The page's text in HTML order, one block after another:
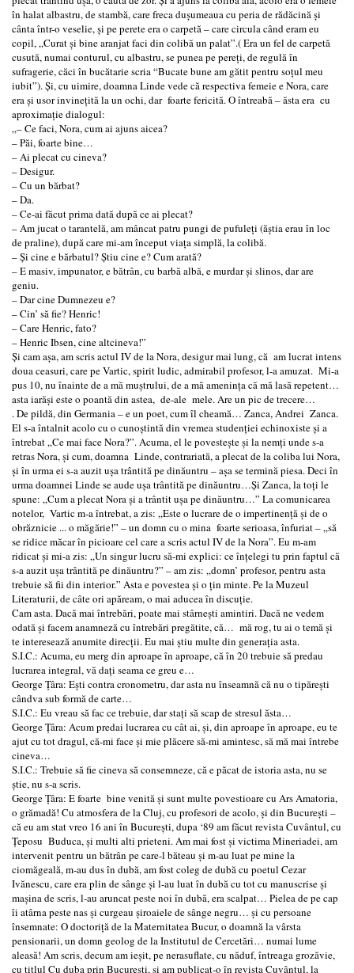
în halat albastru, de stambă, care freca duşumeaua cu peria de rădăcină şi
cânta într-o veselie, şi pe perete era o carpetă – care circula când eram eu
copil, „Curat şi bine aranjat faci din colibă un palat”.( Era un fel de carpetă
cusută, numai conturul, cu albastru, se punea pe pereţi, de regulă în
sufragerie, căci în bucătarie scria “Bucate bune am gătit pentru soţul meu
iubit”). Şi, cu uimire, doamna Linde vede că respectiva femeie e Nora, care
era şi usor invineţită la un ochi, dar foarte fericită. O întreabă – ăsta era cu
aproximaţie dialogul:
„– Ce faci, Nora, cum ai ajuns aicea?
– Păi, foarte bine…
– Ai plecat cu cineva?
– Desigur.
– Cu un bărbat?
– Da.
– Ce-ai făcut prima dată după ce ai plecat?
– Am jucat o tarantelă, am mâncat patru pungi de pufuleţi (ăştia erau în loc
de praline), după care mi-am început viaţa simplă, la colibă.
– Şi cine e bărbatul? Ştiu cine e? Cum arată?
– E masiv, impunator, e bătrân, cu barbă albă, e murdar şi slinos, dar are
geniu.
– Dar cine Dumnezeu e?
– Cin’ să fie? Henric!
– Care Henric, fato?
– Henric Ibsen, cine altcineva!”
Şi cam aşa, am scris actul IV de la Nora, desigur mai lung, că am lucrat intens
doua ceasuri, care pe Vartic, spirit ludic, admirabil profesor, l-a amuzat. Mi-a
pus 10, nu înainte de a mă muştrului, de a mă ameninţa că mă lasă repetent…
asta iarăşi este o poantă din astea, de-ale mele. Are un pic de trecere…
. De pildă, din Germania – e un poet, cum îl cheamă… Zanca, Andrei Zanca.
El s-a întalnit acolo cu o cunoştintă din vremea studenţiei echinoxiste şi a
întrebat „Ce mai face Nora?”. Acuma, el le povesteşte şi la nemţi unde s-a
retras Nora, şi cum, doamna Linde, contrariată, a plecat de la coliba lui Nora,
şi în urma ei s-a auzit uşa trântită pe dinăuntru – aşa se termină piesa. Deci în
urma doamnei Linde se aude uşa trântită pe dinăuntru…Şi Zanca, la toţi le
spune: „Cum a plecat Nora şi a trântit uşa pe dinăuntru…” La comunicarea
notelor, Vartic m-a întrebat, a zis: „Este o lucrare de o impertinenţă şi de o
obrăznicie ... o măgărie!” – un domn cu o mina foarte serioasa, înfuriat – „să
se ridice măcar în picioare cel care a scris actul IV de la Nora”. Eu m-am
ridicat şi mi-a zis: „Un singur lucru să-mi explici: ce înţelegi tu prin faptul că
s-a auzit uşa trântită pe dinăuntru?” – am zis: „domn’ profesor, pentru asta
trebuie să fii din interior.” Asta e povestea şi o ţin minte. Pe la Muzeul
Literaturii, de câte ori apăream, o mai aducea în discuţie.
Cam asta. Dacă mai întrebări, poate mai stârneşti amintiri. Dacă ne vedem
odată şi facem anamneză cu întrebări pregătite, că… mă rog, tu ai o temă şi
te interesează anumite direcţii. Eu mai ştiu multe din generaţia asta.
S.I.C.: Acuma, eu merg din aproape în aproape, că în 20 trebuie să predau
lucrarea integral, vă daţi seama ce greu e…
George Ţâra: Eşti contra cronometru, dar asta nu înseamnă că nu o tipăreşti
cândva sub formă de carte…
S.I.C.: Eu vreau să fac ce trebuie, dar staţi să scap de stresul ăsta…
George Ţâra: Acum predai lucrarea cu cât ai, şi, din aproape în aproape, eu te
ajut cu tot dragul, că-mi face şi mie plăcere să-mi amintesc, să mă mai întrebe
cineva…
S.I.C.: Trebuie să fie cineva să consemneze, că e păcat de istoria asta, nu se
ştie, nu s-a scris.
George Ţâra: E foarte bine venită şi sunt multe povestioare cu Ars Amatoria,
o grămadă! Cu atmosfera de la Cluj, cu profesori de acolo, şi din Bucureşti –
că eu am stat vreo 16 ani în Bucureşti, dupa ‘89 am făcut revista Cuvântul, cu
Ţeposu Buduca, şi multi alti prieteni. Am mai fost şi victima Mineriadei, am
intervenit pentru un bătrân pe care-l băteau şi m-au luat pe mine la
ciomăgeală, m-au dus în dubă, am fost coleg de dubă cu poetul Cezar
Ivănescu, care era plin de sânge şi l-au luat în dubă cu tot cu manuscrise şi
maşina de scris, l-au aruncat peste noi în dubă, era scalpat… Pielea de pe cap
îi atârna peste nas şi curgeau şiroaiele de sânge negru… şi cu persoane
însemnate: O doctoriţă de la Maternitatea Bucur, o doamnă la vârsta
pensionarii, un domn geolog de la Institutul de Cercetări… numai lume
aleasă! Am scris, decum am ieşit, pe nerasuflate, cu năduf, întreaga grozăvie,
cu titlul Cu duba prin Bucuresti, şi am publicat-o în revista Cuvântul, la